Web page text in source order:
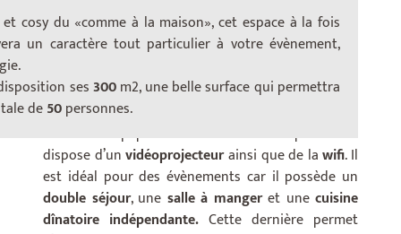
cosy du «comme à la maison», cet espace à la fois
un caractère tout particulier à votre évènement,
ses300m2, une belle surface qui permettra
de50personnes.
Cet appartement lumineux de 300m2 propose une
ambiance chaleureuse, conviviale et permet
d’accueillir 50 personnes maximum.
Il est tout équipé et fonctionnel. L’hôtel particulier
dispose d’unvidéoprojecteurainsi que de lawifi. Il
est idéal pour des évènements car il possède un
double séjour, une salle à mangeret une cuisine
dînatoire indépendante. Cette dernière permet